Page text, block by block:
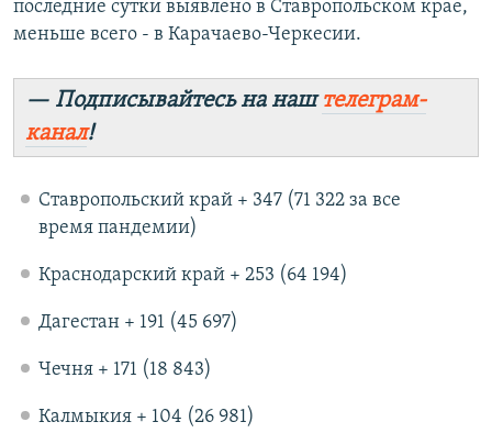
последние сутки выявлено в Ставропольском крае,
меньше всего - в Карачаево-Черкесии.
— Подписывайтесь на наштелеграм-
канал!
Ставропольский край + 347 (71 322 за все
время пандемии)
Краснодарский край + 253 (64 194)
Дагестан + 191 (45 697)
Чечня + 171 (18 843)
Калмыкия + 104 (26 981)